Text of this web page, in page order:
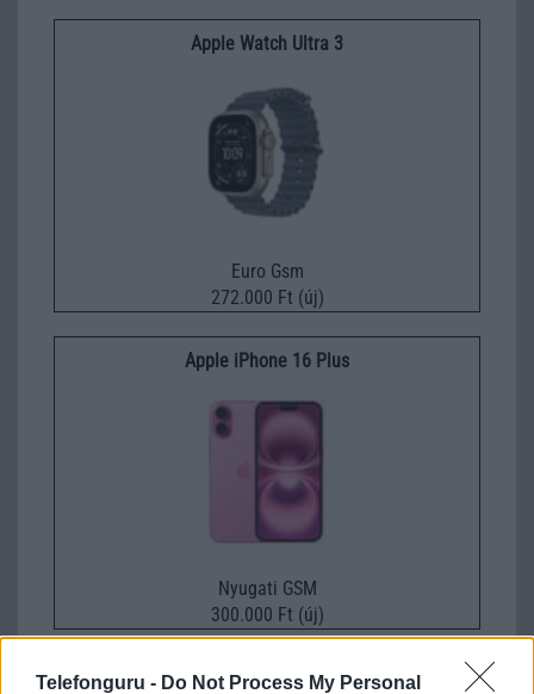
Telefonguru - Do Not Process My Personal
Apple Watch Ultra 3
Euro Gsm
272.000 Ft (új)
Apple iPhone 16 Plus
Nyugati GSM
300.000 Ft (új)